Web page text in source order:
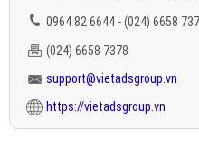
0964 82 6644 - (024) 6658
(024) 6658 7378
support@vietadsgroup.vn
https://vietadsgroup.vn